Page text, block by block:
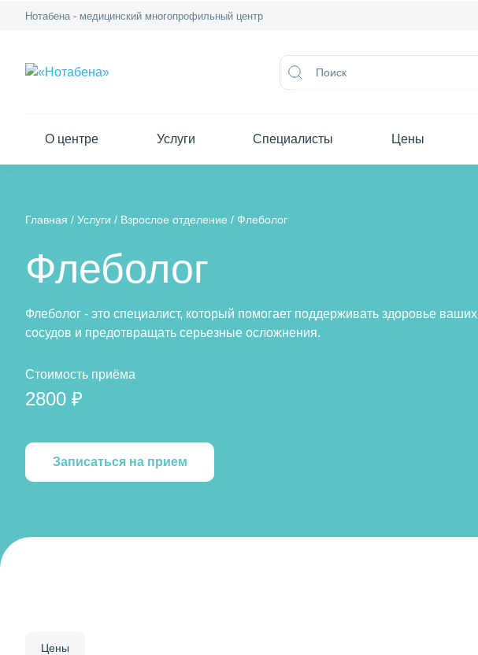
Нотабена - медицинский многопрофильный центр
О центре Услуги Специалисты Цены
Главная / Услуги / Взрослое отделение / Флеболог
Флеболог
Флеболог - это специалист, который помогает поддерживать здоровье ваших
сосудов и предотвращать серьезные осложнения.
Стоимость приёма
2800 ₽
Записаться на прием
Цены